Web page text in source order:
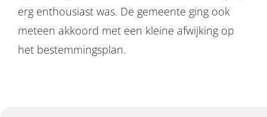
erg enthousiast was. De gemeente ging ook
meteen akkoord met een kleine afwijking op
het bestemmingsplan.